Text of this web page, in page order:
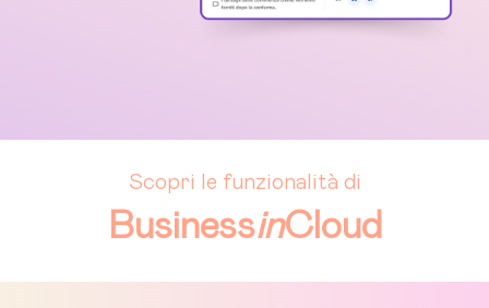
Scopri le funzionalità di
BusinessinCloud